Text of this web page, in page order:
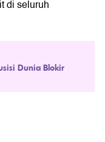
di seluruh
Dunia Blokir